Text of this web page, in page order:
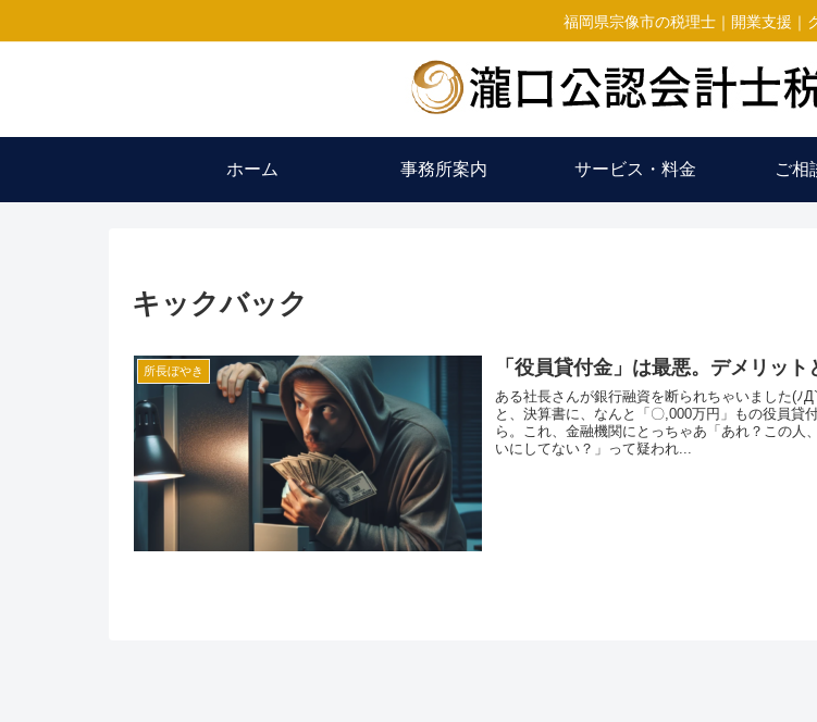
福岡県宗像市の税理士｜開業支援｜
ホーム 事務所案内 サービス・料金 ご相
キックバック
所長ぼやき 「役員貸付金」は最悪。デメリット
ある社長さんが銀行融資を断られちゃいました(ﾉ
と、決算書に、なんと「〇,000万円」もの役員貸
ら。これ、金融機関にとっちゃあ「あれ？この人
いにしてない？」って疑われ...